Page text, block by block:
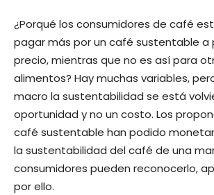
¿Porqué los consumidores de café
pagar más por un café sustentable a
precio, mientras que no es así para
alimentos? Hay muchas variables,
macro la sustentabilidad se está
oportunidad y no un costo. Los
café sustentable han podido
la sustentabilidad del café de una
consumidores pueden reconocerlo,
por ello.